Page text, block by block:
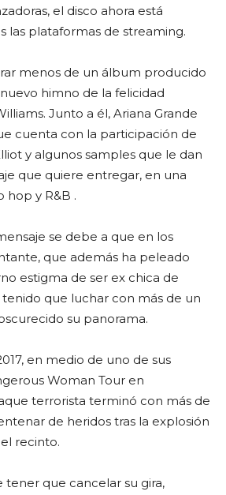
el disco ahora está
las plataformas de streaming.
menos de un álbum producido
himno de la felicidad
Junto a él, Ariana Grande
cuenta con la participación de
y algunos samples que le dan
que quiere entregar, en una
hop y R&B .
se debe a que en los
que además ha peleado
estigma de ser ex chica de
tenido que luchar con más de un
su panorama.
en medio de uno de sus
Woman Tour en
terrorista terminó con más de
de heridos tras la explosión
recinto.
tener que cancelar su gira,